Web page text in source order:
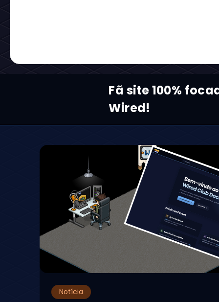
Fã site 100%
Wired!
Notícia